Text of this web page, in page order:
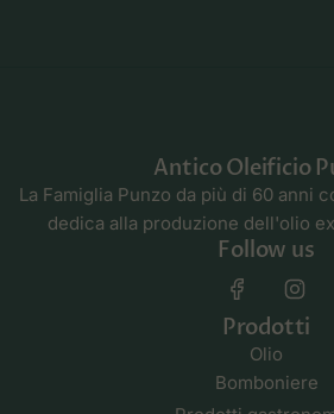
Antico Oleificio
La Famiglia Punzo da più di 60 anni
dedica alla produzione dell'olio
Follow us
Prodotti
Olio
Bomboniere